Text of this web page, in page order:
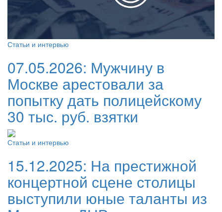
Статьи и интервью
07.05.2026: Мужчину в
Москве арестовали за
попытку дать полицейскому
30 тыс. руб. взятки
Статьи и интервью
15.12.2025: На престижной
концертной сцене столицы
выступили юные таланты из